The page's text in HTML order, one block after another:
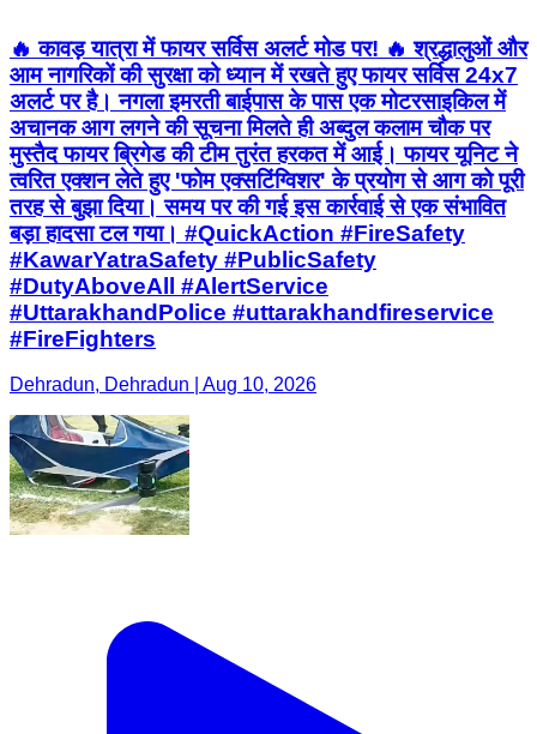
🔥 कावड़ यात्रा में फायर सर्विस अलर्ट मोड पर! 🔥 श्रद्धालुओं और
आम नागरिकों की सुरक्षा को ध्यान में रखते हुए फायर सर्विस 24x7
अलर्ट पर है। नगला इमरती बाईपास के पास एक मोटरसाइकिल में
अचानक आग लगने की सूचना मिलते ही अब्दुल कलाम चौक पर
मुस्तैद फायर ब्रिगेड की टीम तुरंत हरकत में आई। फायर यूनिट ने
त्वरित एक्शन लेते हुए 'फोम एक्सटिंग्विशर' के प्रयोग से आग को पूरी
तरह से बुझा दिया। समय पर की गई इस कार्रवाई से एक संभावित
बड़ा हादसा टल गया। #QuickAction #FireSafety
#KawarYatraSafety #PublicSafety
#DutyAboveAll #AlertService
#UttarakhandPolice #uttarakhandfireservice
#FireFighters
Dehradun, Dehradun | Aug 10, 2026